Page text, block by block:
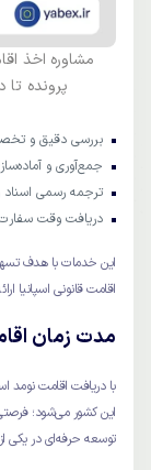
مشاوره اخذ
پرونده
بررسی دقیق و
جمع‌آوری و
ترجمه رسمی
دریافت وقت سفارت
این خدمات با هدف
اقامت قانونی اسپانیا
مدت زمان
با دریافت اقامت نومد
این کشور می‌شود؛
توسعه حرفه‌ای در یکی